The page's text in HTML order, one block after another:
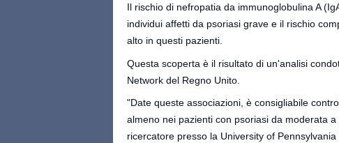
Il rischio di nefropatia da immunoglobulina A
individui affetti da psoriasi grave e il rischio
alto in questi pazienti.
Questa scoperta è il risultato di un'analisi
Network del Regno Unito.
"Date queste associazioni, è consigliabile
almeno nei pazienti con psoriasi da moderata
ricercatore presso la University of